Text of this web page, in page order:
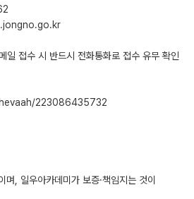
일 접수 시 반드시 전화통화로 접수 유무 확인
223086435732
, 일우아카데미가 보증·책임지는 것이